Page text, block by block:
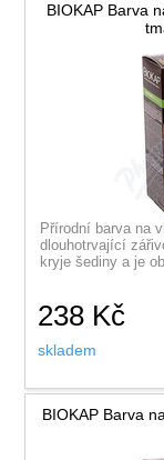
BIOKAP Barva
Přírodní barva na
dlouhotrvající
kryje šediny a je
238 Kč
skladem
BIOKAP Barva